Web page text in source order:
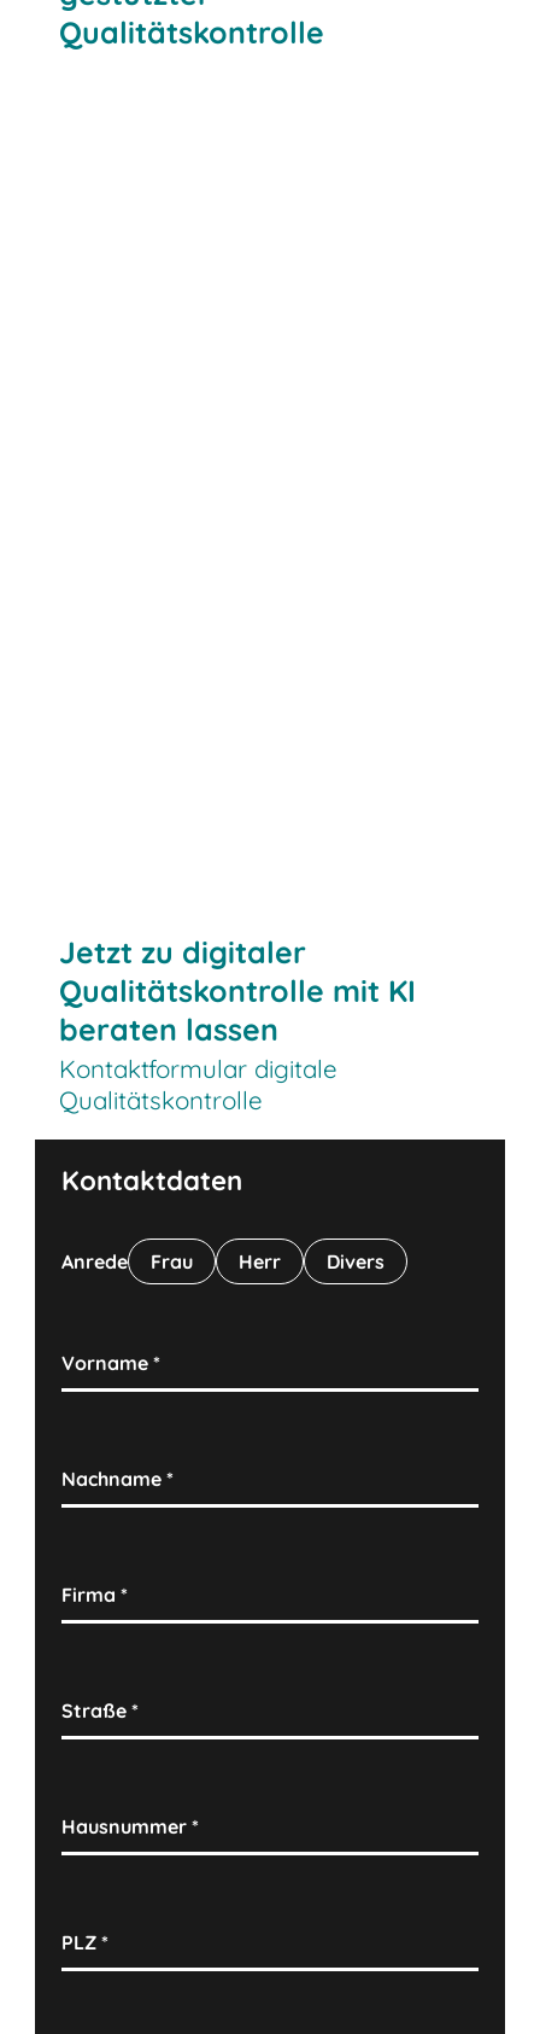
Qualitätskontrolle
Jetzt zu digitaler
Qualitätskontrolle mit KI
beraten lassen
Kontaktformular digitale
Qualitätskontrolle
Kontaktdaten
Anrede Frau Herr Divers
Vorname*
Nachname*
Firma*
Straße*
Hausnummer*
PLZ*